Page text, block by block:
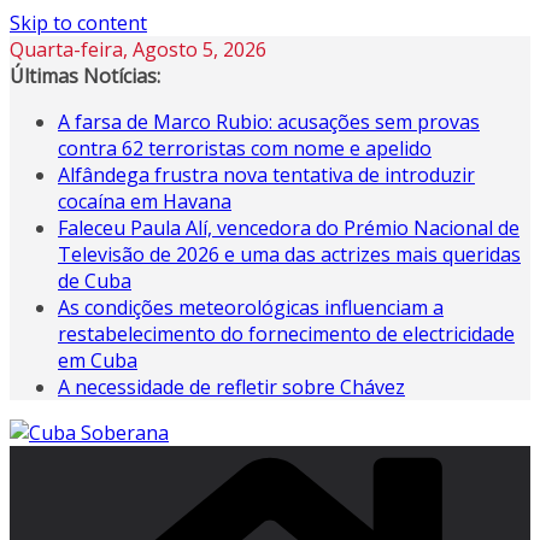
Skip to content
Quarta-feira, Agosto 5, 2026
Últimas Notícias:
A farsa de Marco Rubio: acusações sem provas
contra 62 terroristas com nome e apelido
Alfândega frustra nova tentativa de introduzir
cocaína em Havana
Faleceu Paula Alí, vencedora do Prémio Nacional de
Televisão de 2026 e uma das actrizes mais queridas
de Cuba
As condições meteorológicas influenciam a
restabelecimento do fornecimento de electricidade
em Cuba
A necessidade de refletir sobre Chávez